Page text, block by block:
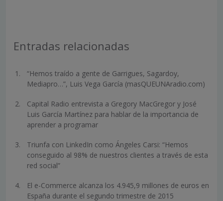
Entradas relacionadas
“Hemos traído a gente de Garrigues, Sagardoy,
Mediapro…”, Luis Vega García (masQUEUNAradio.com)
Capital Radio entrevista a Gregory MacGregor y José
Luis García Martínez para hablar de la importancia de
aprender a programar
Triunfa con LinkedIn como Ángeles Carsi: “Hemos
conseguido al 98% de nuestros clientes a través de esta
red social”
El e-Commerce alcanza los 4.945,9 millones de euros en
España durante el segundo trimestre de 2015